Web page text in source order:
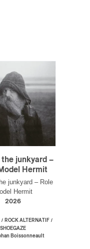
the junkyard –
Hermit
junkyard – Role
Hermit
2026
/ ROCK ALTERNATIF/
SHOEGAZE
Boissonneault